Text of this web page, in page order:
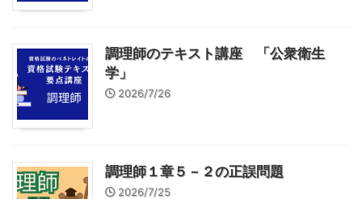
調理師のテキスト講座 「公衆衛生
学」
2026/7/26
調理師１章５－２の正誤問題
2026/7/25